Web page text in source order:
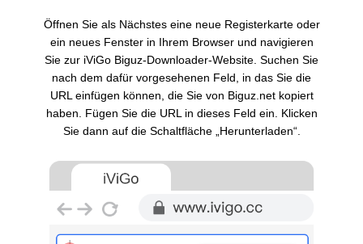
Öffnen Sie als Nächstes eine neue Registerkarte oder
ein neues Fenster in Ihrem Browser und navigieren
Sie zur iViGo Biguz-Downloader-Website. Suchen Sie
nach dem dafür vorgesehenen Feld, in das Sie die
URL einfügen können, die Sie von Biguz.net kopiert
haben. Fügen Sie die URL in dieses Feld ein. Klicken
Sie dann auf die Schaltfläche „Herunterladen“.